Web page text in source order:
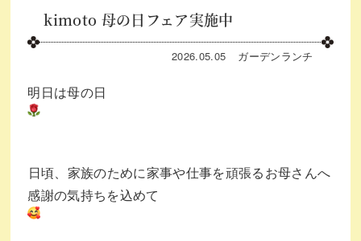
kimoto 母の日フェア実施中
2026.05.05 ガーデンランチ
明日は母の日
⁡日頃、家族のために家事や仕事を頑張るお母さんへ
感謝の気持ちを込めて